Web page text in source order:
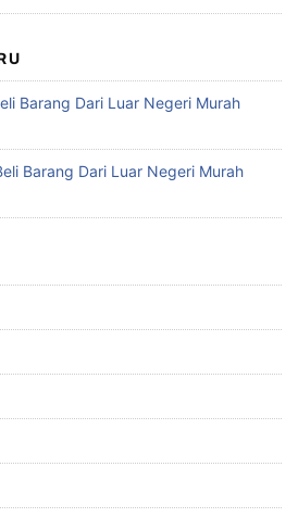
Barang Dari Luar Negeri Murah
Barang Dari Luar Negeri Murah